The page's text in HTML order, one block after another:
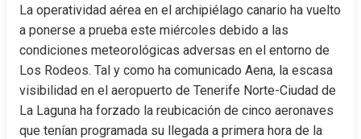
La operatividad aérea en el archipiélago canario ha vuelto
a ponerse a prueba este miércoles debido a las
condiciones meteorológicas adversas en el entorno de
Los Rodeos. Tal y como ha comunicado Aena, la escasa
visibilidad en el aeropuerto de Tenerife Norte-Ciudad de
La Laguna ha forzado la reubicación de cinco aeronaves
que tenían programada su llegada a primera hora de la